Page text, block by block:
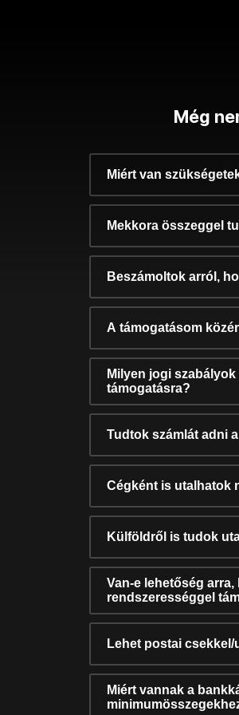
Még
Miért van
Mekkora összeggel
Beszámoltok arról,
A támogatásom
Milyen jogi
támogatásra?
Tudtok számlát adni
Cégként is utalhatok
Külföldről is tudok
Van-e lehetőség
rendszerességgel
Lehet postai
Miért vannak a